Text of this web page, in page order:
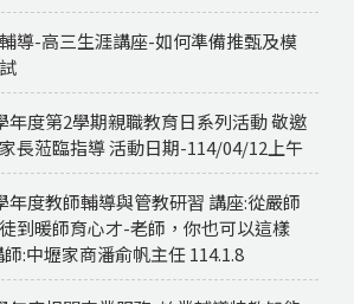
導-高三生涯講座-如何準備推甄及模
年度第2學期親職教育日系列活動 敬邀
長蒞臨指導 活動日期-114/04/12上午
年度教師輔導與管教研習 講座:從嚴師
到暖師育心才-老師，你也可以這樣
:中壢家商潘俞帆主任 114.1.8